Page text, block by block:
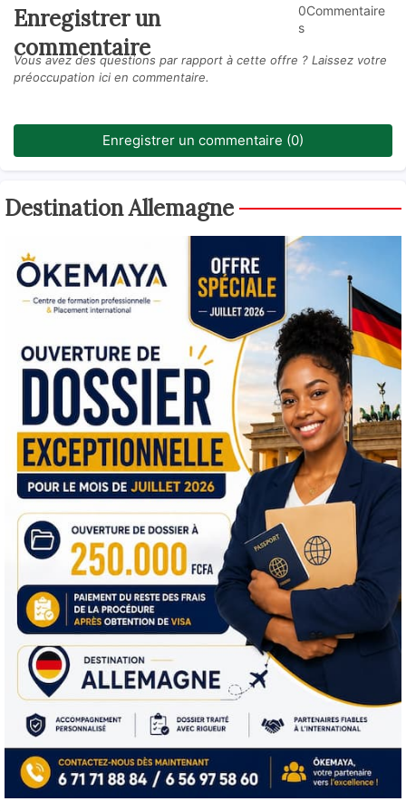
Enregistrer un
commentaire
0Commentaire
s
Vous avez des questions par rapport à cette offre ? Laissez votre
préoccupation ici en commentaire.
Enregistrer un commentaire (0)
Destination Allemagne